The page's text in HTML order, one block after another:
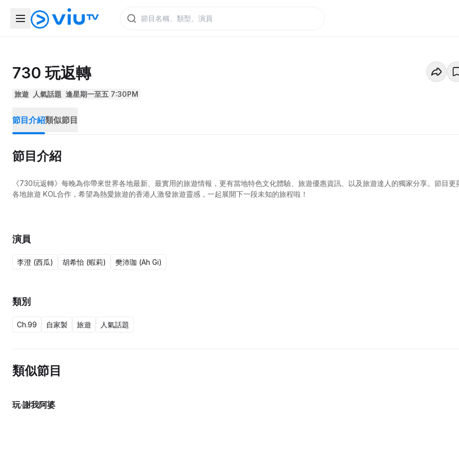
730 玩返轉
旅遊 人氣話題 逢星期一至五 7:30PM
節目介紹類似節目
節目介紹
《730玩返轉》每晚為你帶來世界各地最新、最實用的旅遊情報，更有當地特色文化體驗、旅遊優惠資訊、以及旅遊達人的獨家分享。節目更
各地旅遊 KOL合作，希望為熱愛旅遊的香港人激發旅遊靈感，一起展開下一段未知的旅程啦！
演員
李澄 (西瓜) 胡希怡 (蝦莉) 樊沛珈 (Ah Gi)
類別
Ch.99 自家製 旅遊 人氣話題
類似節目
玩‧謝我阿婆